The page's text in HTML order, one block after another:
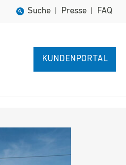
Suche Presse FAQ
KUNDENPORTAL